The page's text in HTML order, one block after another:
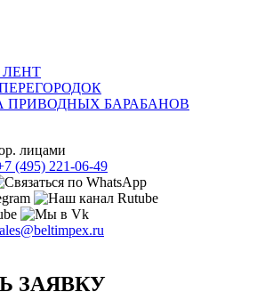
ПРИВОДНЫХ БАРАБАНОВ
лицами
(495) 221-06-49
ЗАЯВКУ